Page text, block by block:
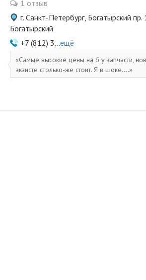
1 отзыв
г. Санкт-Петербург, Богатырский
Богатырский
+7 (812) 3...ещё
Самые высокие цены на б у запчасти,
экзисте столько-же стоит. Я в шоке....